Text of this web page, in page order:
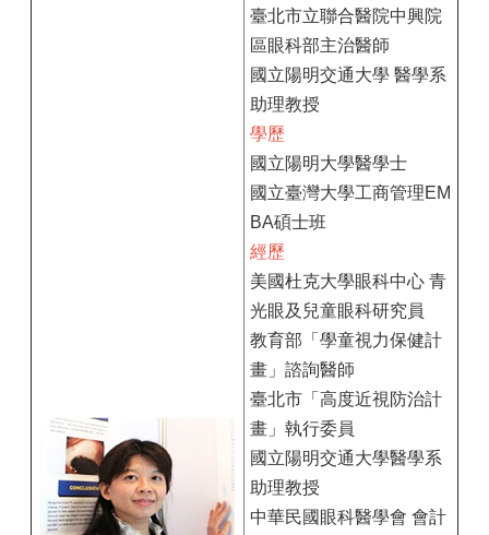
臺北市立聯合醫院中興院
區眼科部主治醫師
國立陽明交通大學 醫學系
助理教授
學歷
國立陽明大學醫學士
國立臺灣大學工商管理EM
BA碩士班
經歷
美國杜克大學眼科中心 青
光眼及兒童眼科研究員
教育部「學童視力保健計
畫」諮詢醫師
臺北市「高度近視防治計
畫」執行委員
國立陽明交通大學醫學系
助理教授
中華民國眼科醫學會 會計